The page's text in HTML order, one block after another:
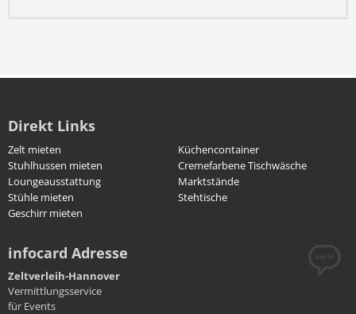
Direkt Links
Zelt mieten
Küchencontainer
Stuhlhussen mieten
Cremefarbene Tischwäsche
Loungeausstattung
Marktstände
Stühle mieten
Stehtische
Geschirr mieten
infocard Adresse
Zeltverleih-Hannover
Vermittlungsservice
für Events